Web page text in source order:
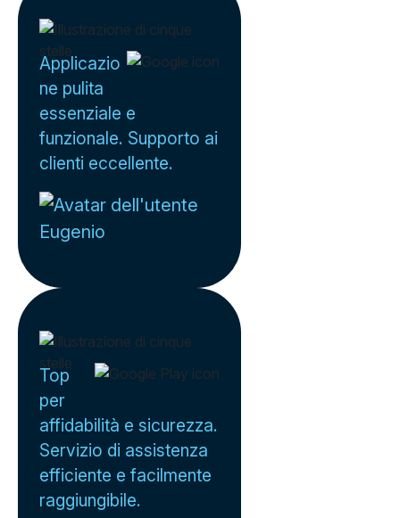
Applicazio
ne pulita
essenziale e
funzionale. Supporto ai
clienti eccellente.
Eugenio
Top
per
affidabilità e sicurezza.
Servizio di assistenza
efficiente e facilmente
raggiungibile.